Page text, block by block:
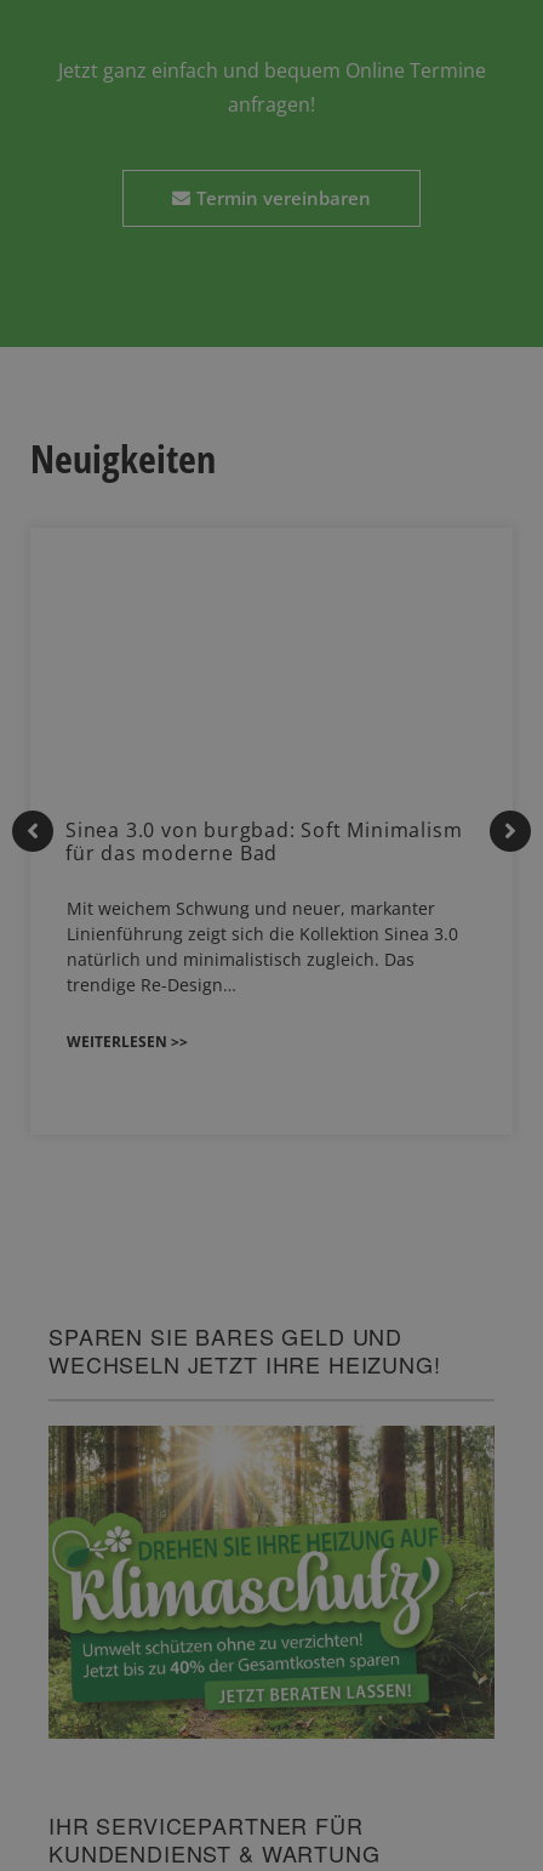
Jetzt ganz einfach und bequem Online Termine
anfragen!
Termin vereinbaren
Neuigkeiten
Sinea 3.0 von burgbad: Soft Minimalism
für das moderne Bad
Mit weichem Schwung und neuer, markanter
Linienführung zeigt sich die Kollektion Sinea 3.0
natürlich und minimalistisch zugleich. Das
trendige Re-Design…
WEITERLESEN >>
SPAREN SIE BARES GELD UND
WECHSELN JETZT IHRE HEIZUNG!
IHR SERVICEPARTNER FÜR
KUNDENDIENST & WARTUNG